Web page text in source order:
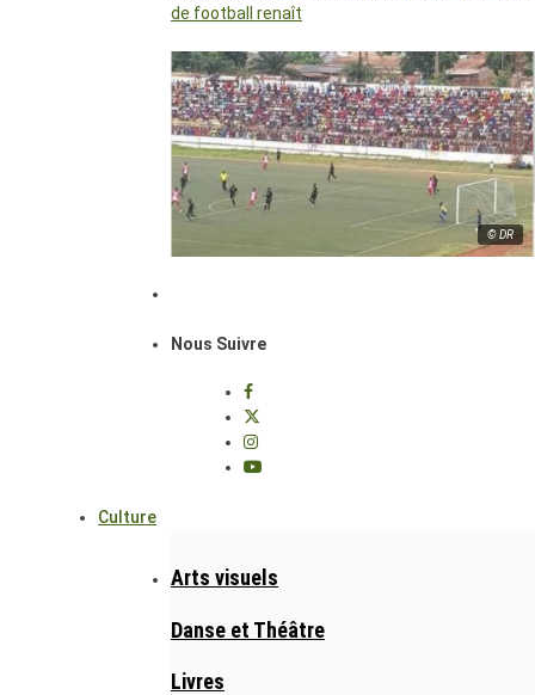
de football renaît
© DR
Nous Suivre
Culture
Arts visuels
Danse et Théâtre
Livres